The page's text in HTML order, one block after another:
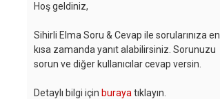
Hoş geldiniz,
Sihirli Elma Soru & Cevap ile sorularınıza en
kısa zamanda yanıt alabilirsiniz. Sorunuzu
sorun ve diğer kullanıcılar cevap versin.
Detaylı bilgi için buraya tıklayın.